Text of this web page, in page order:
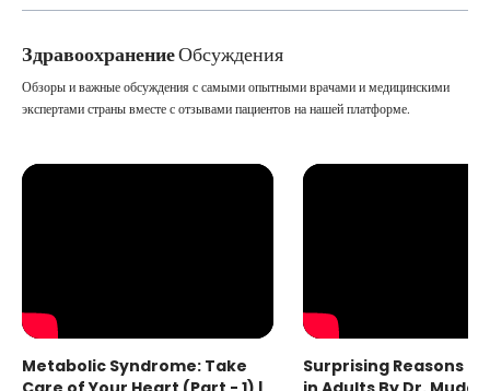
ЗдравоохранениеОбсуждения
Обзоры и важные обсуждения с самыми опытными врачами и медицинскими
экспертами страны вместе с отзывами пациентов на нашей платформе.
Metabolic Syndrome: Take
Surprising Reasons